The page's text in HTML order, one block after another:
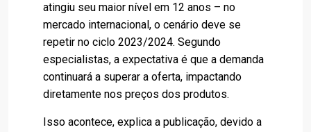
atingiu seu maior nível em 12 anos – no
mercado internacional, o cenário deve se
repetir no ciclo 2023/2024. Segundo
especialistas, a expectativa é que a demanda
continuará a superar a oferta, impactando
diretamente nos preços dos produtos.
Isso acontece, explica a publicação, devido a